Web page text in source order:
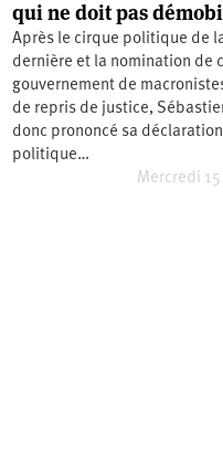
3e
2e
1er
de
qui ne doit pas
Après le cirque politique de
dernière et la nomination de
gouvernement de
de repris de justice,
donc prononcé sa
politique…
Mercredi